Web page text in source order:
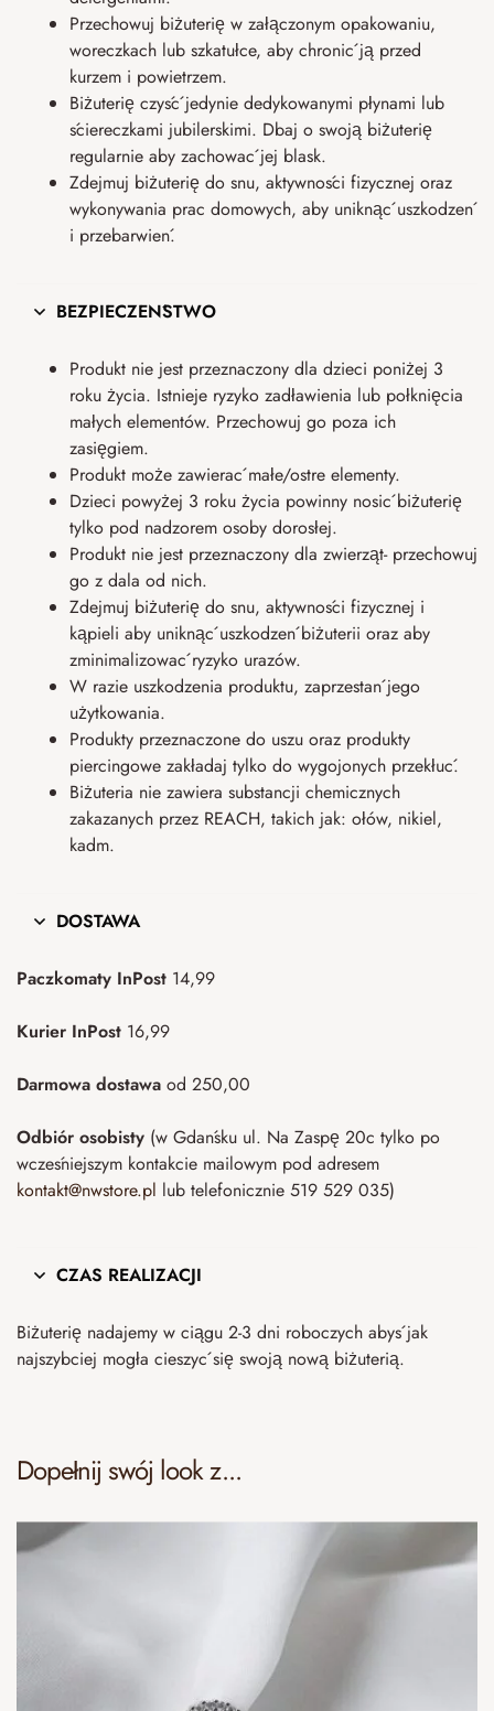
Przechowuj biżuterię w załączonym opakowaniu,
woreczkach lub szkatułce, aby chronić ją przed
kurzem i powietrzem.
Biżuterię czyść jedynie dedykowanymi płynami lub
ściereczkami jubilerskimi. Dbaj o swoją biżuterię
regularnie aby zachować jej blask.
Zdejmuj biżuterię do snu, aktywności fizycznej oraz
wykonywania prac domowych, aby uniknąć uszkodzeń
i przebarwień.
BEZPIECZEŃSTWO
Produkt nie jest przeznaczony dla dzieci poniżej 3
roku życia. Istnieje ryzyko zadławienia lub połknięcia
małych elementów. Przechowuj go poza ich
zasięgiem.
Produkt może zawierać małe/ostre elementy.
Dzieci powyżej 3 roku życia powinny nosić biżuterię
tylko pod nadzorem osoby dorosłej.
Produkt nie jest przeznaczony dla zwierząt- przechowuj
go z dala od nich.
Zdejmuj biżuterię do snu, aktywności fizycznej i
kąpieli aby uniknąć uszkodzeń biżuterii oraz aby
zminimalizować ryzyko urazów.
W razie uszkodzenia produktu, zaprzestań jego
użytkowania.
Produkty przeznaczone do uszu oraz produkty
piercingowe zakładaj tylko do wygojonych przekłuć.
Biżuteria nie zawiera substancji chemicznych
zakazanych przez REACH, takich jak: ołów, nikiel,
kadm.
DOSTAWA
Paczkomaty InPost 14,99
Kurier InPost 16,99
Darmowa dostawa od 250,00
Odbiór osobisty (w Gdańsku ul. Na Zaspę 20c tylko po
wcześniejszym kontakcie mailowym pod adresem
kontakt@nwstore.pl lub telefonicznie 519 529 035)
CZAS REALIZACJI
Biżuterię nadajemy w ciągu 2-3 dni roboczych abyś jak
najszybciej mogła cieszyć się swoją nową biżuterią.
Dopełnij swój look z...